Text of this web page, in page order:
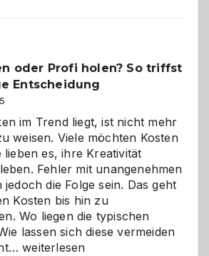
oder Profi holen? So triffst
Entscheidung
im Trend liegt, ist nicht mehr
weisen. Viele möchten Kosten
es, ihre Kreativität
Fehler mit unangenehmen
die Folge sein. Das geht
Kosten bis hin zu
Wo liegen die typischen
lassen sich diese vermeiden
Selber
weiterlesen